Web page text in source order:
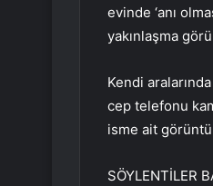
evinde ‘anı
yakınlaşma
Kendi
cep telefonu
isme ait
SÖYLENTİLER